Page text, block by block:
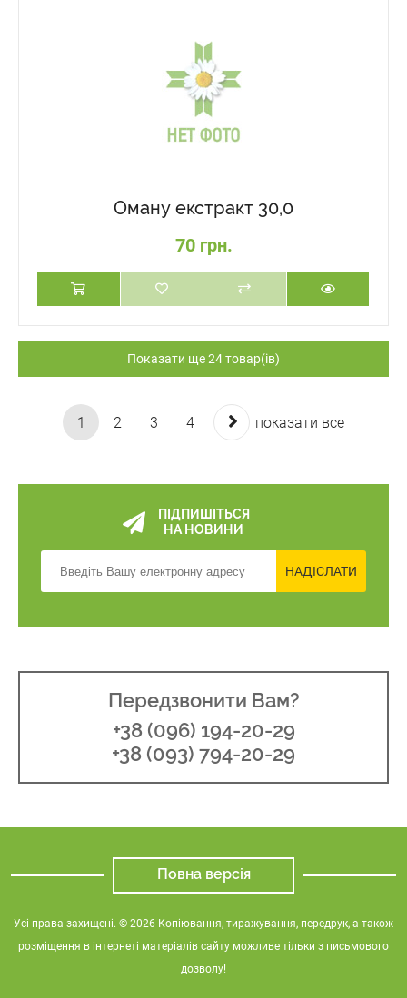
Оману екстракт 30,0
70 грн.
Показати ще 24 товар(ів)
1 2 3 4 показати все
ПІДПИШІТЬСЯ
НА НОВИНИ
НАДІСЛАТИ
Передзвонити Вам?
+38 (096) 194-20-29
+38 (093) 794-20-29
Повна версія
Усі права захищені. © 2026 Копіювання, тиражування, передрук, а також
розміщення в інтернеті матеріалів сайту можливе тільки з письмового
дозволу!